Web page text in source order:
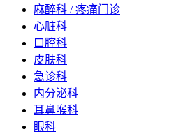
麻醉科 / 疼痛门诊
心脏科
口腔科
皮肤科
急诊科
内分泌科
耳鼻喉科
眼科